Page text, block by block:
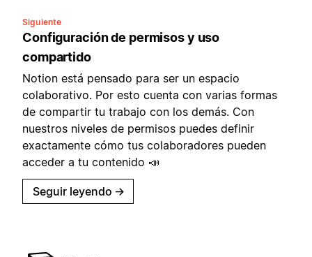
Siguiente
Configuración de permisos y uso
compartido
Notion está pensado para ser un espacio
colaborativo. Por esto cuenta con varias formas
de compartir tu trabajo con los demás. Con
nuestros niveles de permisos puedes definir
exactamente cómo tus colaboradores pueden
acceder a tu contenido 📣
Seguir leyendo →